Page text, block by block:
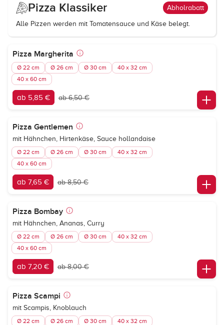
Pizza Klassiker Abholrabatt
Alle Pizzen werden mit Tomatensauce und Käse belegt.
Pizza Margherita
Ø 22 cm Ø 26 cm Ø 30 cm
40 x 32 cm
40 x 60 cm
ab 5,85 € ab 6,50 €
Pizza Gentlemen
mit Hähnchen, Hirtenkäse, Sauce hollandaise
Ø 22 cm Ø 26 cm Ø 30 cm
40 x 32 cm
40 x 60 cm
ab 7,65 € ab 8,50 €
Pizza Bombay
mit Hähnchen, Ananas, Curry
Ø 22 cm Ø 26 cm Ø 30 cm
40 x 32 cm
40 x 60 cm
ab 7,20 € ab 8,00 €
Pizza Scampi
mit Scampis, Knoblauch
Ø 22 cm Ø 26 cm Ø 30 cm
40 x 32 cm